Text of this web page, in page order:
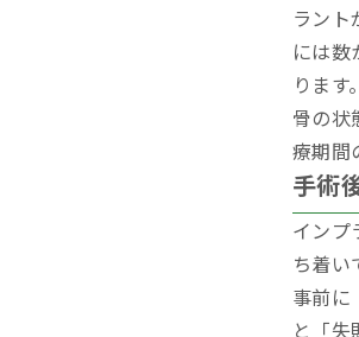
ラント
には数
ります。
骨の状
療期間
手術
インプ
ち着い
事前に
と「失